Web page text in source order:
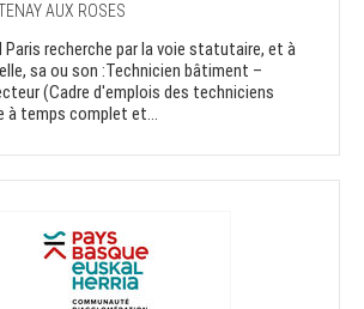
AUX ROSES
Paris recherche par la voie statutaire, et à
sa ou son :​​​Technicien bâtiment –
​(Cadre d'emplois des techniciens
temps complet et...